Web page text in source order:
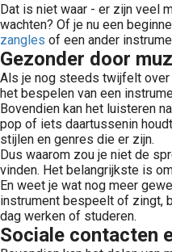
Dat is niet waar - er zijn veel
wachten? Of je nu een
zangles of een ander
Gezonder door
Als je nog steeds twijfelt over
het bespelen van een
Bovendien kan het luisteren
pop of iets daartussenin
stijlen en genres die er zijn.
Dus waarom zou je niet de
vinden. Het belangrijkste is
En weet je wat nog meer
instrument bespeelt of zingt,
dag werken of studeren.
Sociale contacten